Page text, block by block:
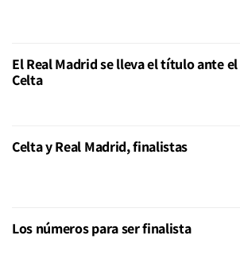
El Real Madrid se lleva el título ante el
Celta
Celta y Real Madrid, finalistas
Los números para ser finalista